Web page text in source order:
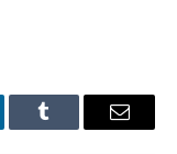
Tumblr Имэйл